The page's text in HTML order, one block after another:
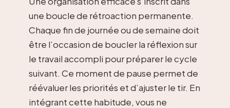
une boucle de rétroaction permanente.
Chaque fin de journée ou de semaine doit
être l’occasion de boucler la réflexion sur
le travail accompli pour préparer le cycle
suivant. Ce moment de pause permet de
réévaluer les priorités et d’ajuster le tir. En
intégrant cette habitude, vous ne